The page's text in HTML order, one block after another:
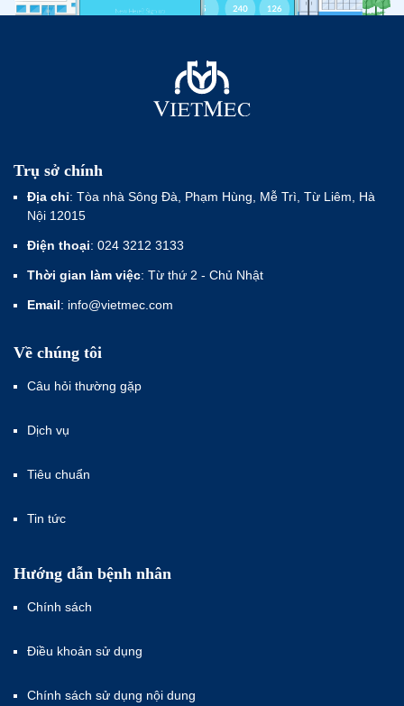
Trụ sở chính
Địa chỉ: Tòa nhà Sông Đà, Phạm Hùng, Mễ Trì, Từ Liêm, Hà
Nội 12015
Điện thoại: 024 3212 3133
Thời gian làm việc: Từ thứ 2 - Chủ Nhật
Email: info@vietmec.com
Về chúng tôi
Câu hỏi thường gặp
Dịch vụ
Tiêu chuẩn
Tin tức
Hướng dẫn bệnh nhân
Chính sách
Điều khoản sử dụng
Chính sách sử dụng nội dung